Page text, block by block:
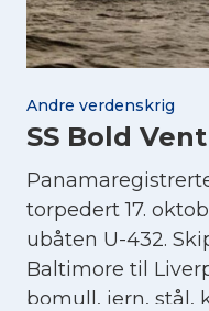
Andre verdenskrig
SS Bold
torpedert 17.
ubåten U-432.
Baltimore til
bomull, jern, stål,